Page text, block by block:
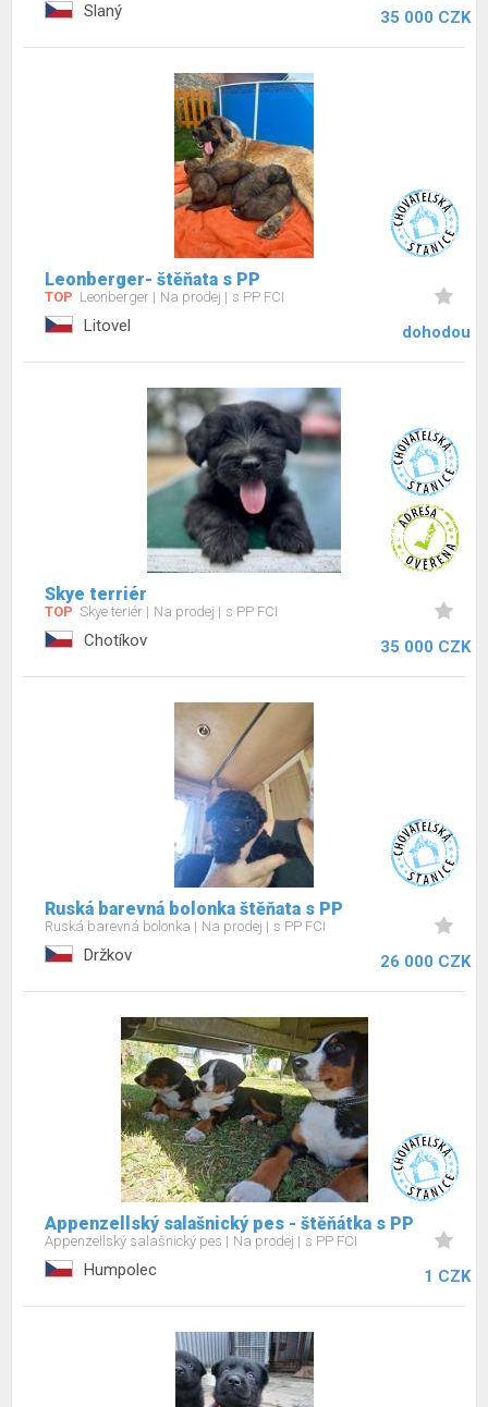
Slaný 35 000 CZK
Leonberger- štěňata s PP
TOP Leonberger Na prodej s PP FCI
Litovel dohodou
Skye terriér
TOP Skye teriér Na prodej s PP FCI
Chotíkov 35 000 CZK
Ruská barevná bolonka štěňata s PP
Ruská barevná bolonka Na prodej s PP FCI
Držkov 26 000 CZK
Appenzellský salašnický pes - štěňátka s PP
Appenzellský salašnický pes Na prodej s PP FCI
Humpolec 1 CZK